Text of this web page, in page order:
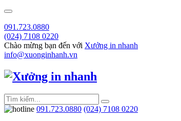
091.723.0880
(024) 7108 0220
Chào mừng bạn đến với Xưởng in nhanh
info@xuonginhanh.vn
091.723.0880 (024) 7108 0220